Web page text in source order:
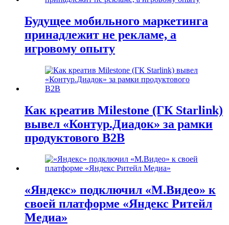
Будущее мобильного маркетинга
принадлежит не рекламе, а
игровому опыту
Как креатив Milestone (ГК Starlink)
вывел «Контур.Диадок» за рамки
продуктового B2B
«Яндекс» подключил «М.Видео» к
своей платформе «Яндекс Ритейл
Медиа»